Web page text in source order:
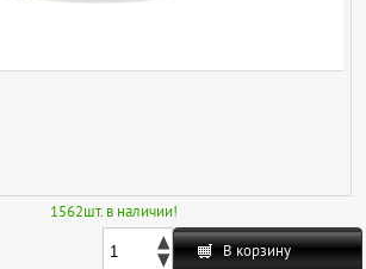
1562шт. в наличии!
В корзину